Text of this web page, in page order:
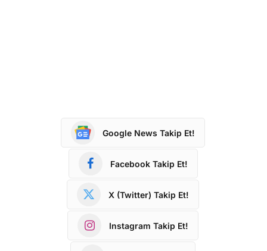
Google News Takip Et!
Facebook Takip Et!
X (Twitter) Takip Et!
Instagram Takip Et!